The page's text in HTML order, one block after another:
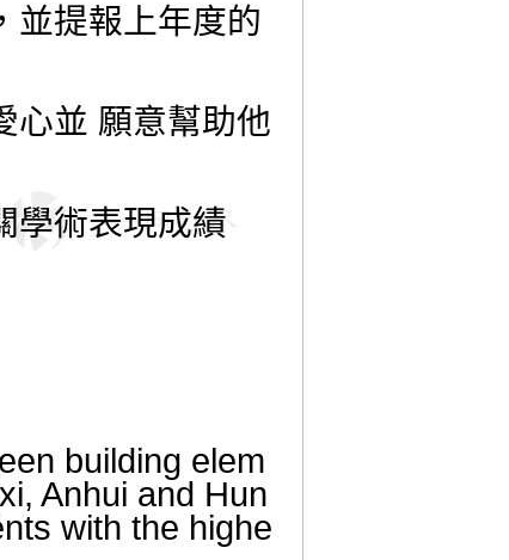
並提報上年度的
心並 願意幫助他
學術表現成績
building elem
Anhui and Hun
with the highe